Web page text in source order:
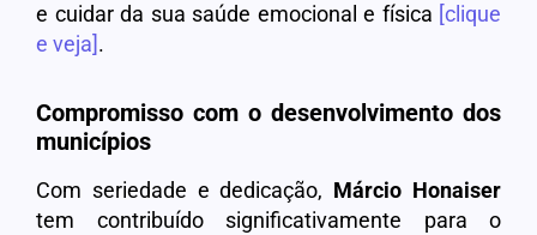
e cuidar da sua saúde emocional e física [clique
e veja].
Compromisso com o desenvolvimento dos
municípios
Com seriedade e dedicação, Márcio Honaiser
tem contribuído significativamente para o